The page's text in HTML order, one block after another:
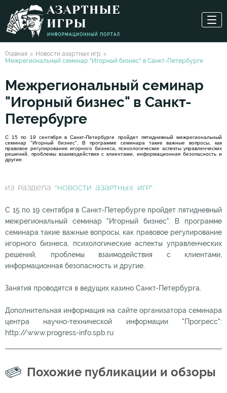
Главная
Новости азартных игр
Межрегиональный семинар "Игорный бизнес" в Санкт-Петербурге
Межрегиональный семинар
"Игорный бизнес" в Санкт-
Петербурге
С 15 по 19 сентября в Санкт-Петербурге пройдет пятидневный межрегиональный
семинар "Игорный бизнес". В программе семинара такие важные вопросы, как
правовое регулирование игорного бизнеса, психологические аспекты управленческих
решений, проблемы взаимодействия с клиентами, информационная безопасность и
другие.
из раздела "Новости азартных игр"
С 15 по 19 сентября в Санкт-Петербурге пройдет пятидневный
межрегиональный семинар "Игорный бизнес". В программе
семинара такие важные вопросы, как правовое регулирование
игорного бизнеса, психологические аспекты управленческих
решений, проблемы взаимодействия с клиентами,
информационная безопасность и другие.
Занятия проводятся в ведущих казино Санкт-Петербурга.
Дополнительная информация на сайте организатора семинара
центра научно-технической информации "Прогресс":
http://www.progress-info.spb.ru
Похожие публикации и обзоры